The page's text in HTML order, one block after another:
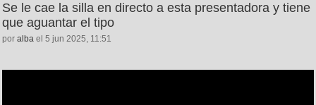
Se le cae la silla en directo a esta presentadora y tiene
que aguantar el tipo
por alba el 5 jun 2025, 11:51